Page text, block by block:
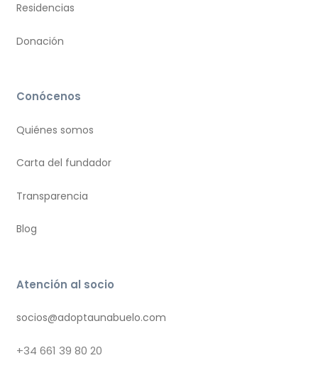
Residencias
Donación
Conócenos
Quiénes somos
Carta del fundador
Transparencia
Blog
Atención al socio
socios@adoptaunabuelo.com
+34 661 39 80 20